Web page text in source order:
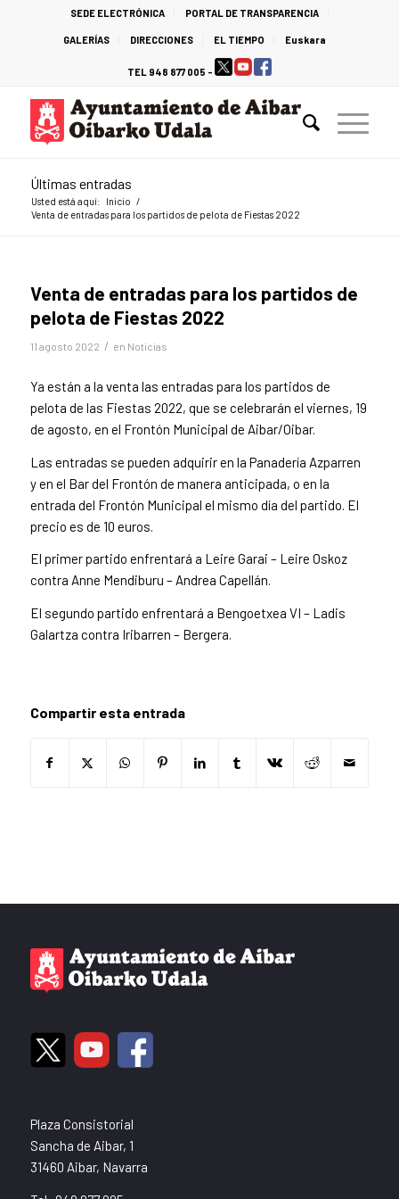
SEDE ELECTRÓNICA PORTAL DE TRANSPARENCIA
GALERÍAS DIRECCIONES EL TIEMPO Euskara
TEL 948 877 005 -
Últimas entradas
Usted está aquí: Inicio /
Venta de entradas para los partidos de pelota de Fiestas 2022
Venta de entradas para los partidos de
pelota de Fiestas 2022
11 agosto 2022 / en Noticias
Ya están a la venta las entradas para los partidos de
pelota de las Fiestas 2022, que se celebrarán el viernes, 19
de agosto, en el Frontón Municipal de Aibar/Oibar.
Las entradas se pueden adquirir en la Panadería Azparren
y en el Bar del Frontón de manera anticipada, o en la
entrada del Frontón Municipal el mismo día del partido. El
precio es de 10 euros.
El primer partido enfrentará a Leire Garai – Leire Oskoz
contra Anne Mendiburu – Andrea Capellán.
El segundo partido enfrentará a Bengoetxea VI – Ladis
Galartza contra Iribarren – Bergera.
Compartir esta entrada
Plaza Consistorial
Sancha de Aibar, 1
31460 Aibar, Navarra